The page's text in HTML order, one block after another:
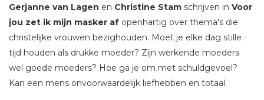
Gerjanne van Lagen en Christine Stam schrijven in Voor
jou zet ik mijn masker af openhartig over thema's die
christelijke vrouwen bezighouden. Moet je elke dag stille
tijd houden als drukke moeder? Zijn werkende moeders
wel goede moeders? Hoe ga je om met schuldgevoel?
Kan een mens onvoorwaardelijk liefhebben en totaal
E-mail *
Titel *
Bericht *